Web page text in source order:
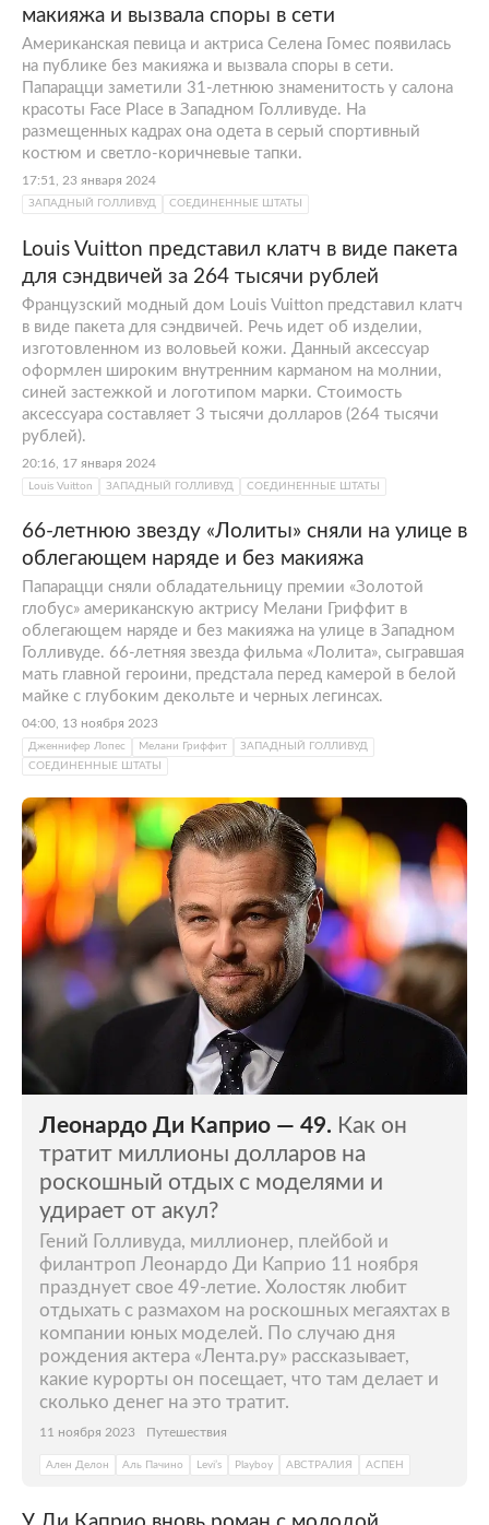
макияжа и вызвала споры в сети
Американская певица и актриса Селена Гомес появилась
на публике без макияжа и вызвала споры в сети.
Папарацци заметили 31-летнюю знаменитость у салона
красоты Face Place в Западном Голливуде. На
размещенных кадрах она одета в серый спортивный
костюм и светло-коричневые тапки.
17:51, 23 января 2024
ЗАПАДНЫЙ ГОЛЛИВУД СОЕДИНЕННЫЕ ШТАТЫ
Louis Vuitton представил клатч в виде пакета
для сэндвичей за 264 тысячи рублей
Французский модный дом Louis Vuitton представил клатч
в виде пакета для сэндвичей. Речь идет об изделии,
изготовленном из воловьей кожи. Данный аксессуар
оформлен широким внутренним карманом на молнии,
синей застежкой и логотипом марки. Стоимость
аксессуара составляет 3 тысячи долларов (264 тысячи
рублей).
20:16, 17 января 2024
Louis Vuitton ЗАПАДНЫЙ ГОЛЛИВУД СОЕДИНЕННЫЕ ШТАТЫ
66-летнюю звезду «Лолиты» сняли на улице в
облегающем наряде и без макияжа
Папарацци сняли обладательницу премии «Золотой
глобус» американскую актрису Мелани Гриффит в
облегающем наряде и без макияжа на улице в Западном
Голливуде. 66-летняя звезда фильма «Лолита», сыгравшая
мать главной героини, предстала перед камерой в белой
майке с глубоким декольте и черных легинсах.
04:00, 13 ноября 2023
Дженнифер Лопес Мелани Гриффит
ЗАПАДНЫЙ ГОЛЛИВУД
СОЕДИНЕННЫЕ ШТАТЫ
Леонардо Ди Каприо — 49. Как он
тратит миллионы долларов на
роскошный отдых c моделями и
удирает от акул?
Гений Голливуда, миллионер, плейбой и
филантроп Леонардо Ди Каприо 11 ноября
празднует свое 49-летие. Холостяк любит
отдыхать с размахом на роскошных мегаяхтах в
компании юных моделей. По случаю дня
рождения актера «Лента.ру» рассказывает,
какие курорты он посещает, что там делает и
сколько денег на это тратит.
11 ноября 2023 Путешествия
Ален Делон Аль Пачино Levi’s Playboy АВСТРАЛИЯ АСПЕН